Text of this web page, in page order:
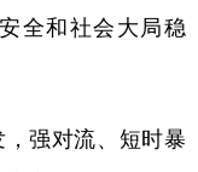
全和社会大局稳
强对流、短时暴